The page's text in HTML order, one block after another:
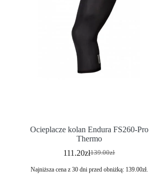
Ocieplacze kolan Endura FS260-Pro
Thermo
139.00zł
111.20zł
Najniższa cena z 30 dni przed obniżką: 139.00zł.